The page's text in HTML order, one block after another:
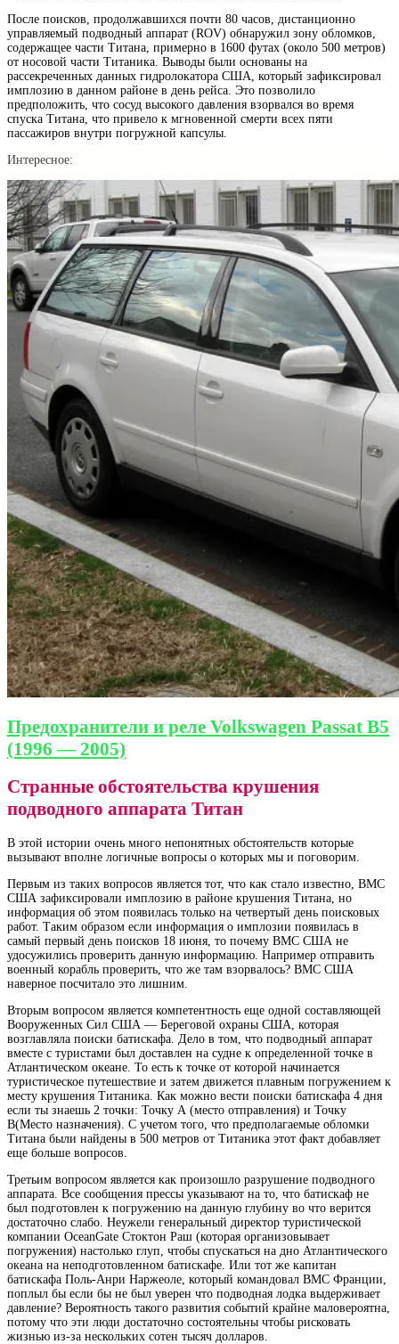
После поисков, продолжавшихся почти 80 часов, дистанционно
управляемый подводный аппарат (ROV) обнаружил зону обломков,
содержащее части Титана, примерно в 1600 футах (около 500 метров)
от носовой части Титаника. Выводы были основаны на
рассекреченных данных гидролокатора США, который зафиксировал
имплозию в данном районе в день рейса. Это позволило
предположить, что сосуд высокого давления взорвался во время
спуска Титана, что привело к мгновенной смерти всех пяти
пассажиров внутри погружной капсулы.
Интересное:
Предохранители и реле Volkswagen Passat B5
(1996 — 2005)
Странные обстоятельства крушения
подводного аппарата Титан
В этой истории очень много непонятных обстоятельств которые
вызывают вполне логичные вопросы о которых мы и поговорим.
Первым из таких вопросов является тот, что как стало известно, ВМС
США зафиксировали имплозию в районе крушения Титана, но
информация об этом появилась только на четвертый день поисковых
работ. Таким образом если информация о имплозии появилась в
самый первый день поисков 18 июня, то почему ВМС США не
удосужились проверить данную информацию. Например отправить
военный корабль проверить, что же там взорвалось? ВМС США
наверное посчитало это лишним.
Вторым вопросом является компетентность еще одной составляющей
Вооруженных Сил США — Береговой охраны США, которая
возглавляла поиски батискафа. Дело в том, что подводный аппарат
вместе с туристами был доставлен на судне к определенной точке в
Атлантическом океане. То есть к точке от которой начинается
туристическое путешествие и затем движется плавным погружением к
месту крушения Титаника. Как можно вести поиски батискафа 4 дня
если ты знаешь 2 точки: Точку А (место отправления) и Точку
В(Место назначения). С учетом того, что предполагаемые обломки
Титана были найдены в 500 метров от Титаника этот факт добавляет
еще больше вопросов.
Третьим вопросом является как произошло разрушение подводного
аппарата. Все сообщения прессы указывают на то, что батискаф не
был подготовлен к погружению на данную глубину во что верится
достаточно слабо. Неужели генеральный директор туристической
компании OceanGate Стоктон Раш (которая организовывает
погружения) настолько глуп, чтобы спускаться на дно Атлантического
океана на неподготовленном батискафе. Или тот же капитан
батискафа Поль-Анри Наржеоле, который командовал ВМС Франции,
поплыл бы если бы не был уверен что подводная лодка выдерживает
давление? Вероятность такого развития событий крайне маловероятна,
потому что эти люди достаточно состоятельны чтобы рисковать
жизнью из-за нескольких сотен тысяч долларов.